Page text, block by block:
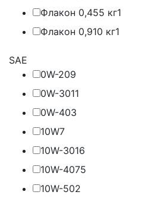
Флакон 0,455 кг1
Флакон 0,910 кг1
SAE
0W-209
0W-3011
0W-403
10W7
10W-3016
10W-4075
10W-502